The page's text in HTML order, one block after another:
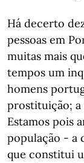
Há decerto
pessoas em
muitas mais
tempos um
homens
prostituição; a
Estamos pois
população - a
que constitui